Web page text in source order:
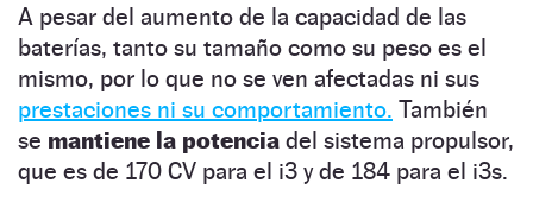
A pesar del aumento de la capacidad de las
baterías, tanto su tamaño como su peso es el
mismo, por lo que no se ven afectadas ni sus
prestaciones ni su comportamiento. También
se mantiene la potencia del sistema propulsor,
que es de 170 CV para el i3 y de 184 para el i3s.